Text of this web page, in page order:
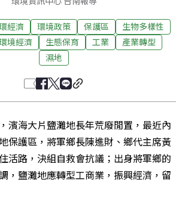
經濟 環境政策 保護區
生物多樣性
境經濟 生態保育 工業
產業轉型
濕地
濱海大片鹽灘地長年荒廢閒置，最近內
保護區，將軍鄉長陳進財、鄉代主席黃
活路，決組自救會抗議；出身將軍鄉的
，鹽灘地應轉型工商業，振興經濟，留